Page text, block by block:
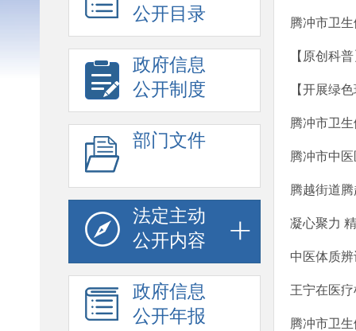
公开目录
政府信息
公开制度
部门文件
法定主动
公开内容
政府信息
公开年报
腾冲市卫
【原创科
【开展绿
腾冲市卫
腾冲市中
腾越街道
凝心聚力
中医体质
王宁在医
腾冲市卫